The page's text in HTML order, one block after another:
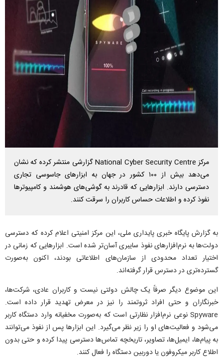
مرکز National Cyber Security Centre گزارشی منتشر کرده که نشان
می‌دهد بیش از ۱۰۰ کشور در جهان به ابزار‌های جاسوسی تجاری
دسترسی دارند. ابزار‌هایی که قادرند به گوشی‌های هوشمند و کامپیوتر‌ها
نفوذ کرده و اطلاعات حساس کاربران را سرقت کنند.
به گزارش پایگاه خبری پایداری ملی، این مرکز امنیتی اعلام کرده که دسترسی
دولت‌ها به نرم‌افزار‌های نفوذ سایبری آسان‌تر شده است. ابزار‌هایی که زمانی در
اختیار تعداد محدودی از سازمان‌های اطلاعاتی بودند، اکنون به‌صورت
گسترده‌تری در دسترس قرار گرفته‌اند.
این موضوع دیگر صرفاً یک چالش دولتی نیست و کاربران عادی، شرکت‌ها،
خبرنگاران و حتی افراد ثروتمند را نیز در معرض تهدید قرار داده است.
Spyware نوعی نرم‌افزار نظارتی است که به‌صورت مخفیانه وارد دستگاه کاربر
می‌شود و فعالیت‌های او را زیر نظر می‌گیرد. این ابزار‌ها پس از نفوذ می‌توانند
به پیام‌ها، ایمیل‌ها، تصاویر، تاریخچه تماس‌ها دسترسی پیدا کرده و حتی بدون
اطلاع کاربر میکروفون یا دوربین دستگاه را فعال کنند.